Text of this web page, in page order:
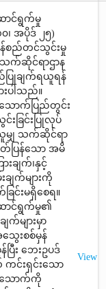
ာင်ရွက်မှု
၊ အပိုဒ် ၂၅)
ည်တင်သွင်းမှု
ဆိုင်ရာဌာန
ြုချက်ရယူရန်
းပါသည်။
ောက်ပြည်တွင်း
ခြင်းပြုလုပ်
ျှ သက်ဆိုင်ရာ
ပြန်သော အမိ
းချက်၊နှင့်
ျက်များကို
ြင်းမရှိစေရ။
ာင်ရွက်မှု၏
က်များမှာ
ေးစစ်မှန်
ပြီး ဘေးဥပဒ်
ကင်းရှင်းသော
သောက်ကို
View